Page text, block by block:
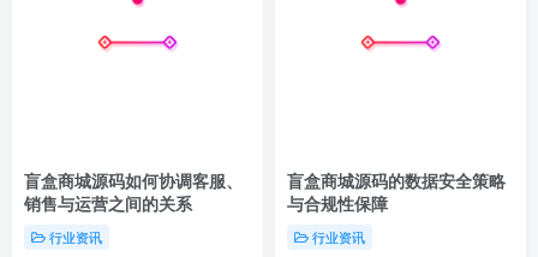
盲盒商城源码如何协调客服、
销售与运营之间的关系
行业资讯
盲盒商城源码的数据安全策略
与合规性保障
行业资讯